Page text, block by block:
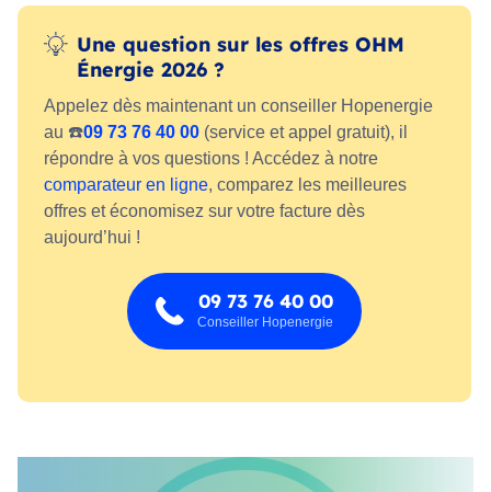
Une question sur les offres OHM
Énergie 2026 ?
Appelez dès maintenant un conseiller Hopenergie
au ☎️09 73 76 40 00 (service et appel gratuit), il
répondre à vos questions ! Accédez à notre
comparateur en ligne, comparez les meilleures
offres et économisez sur votre facture dès
aujourd’hui !
09 73 76 40 00
Conseiller Hopenergie